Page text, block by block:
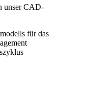
unser CAD-
für das